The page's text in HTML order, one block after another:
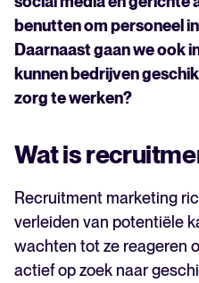
benutten om personeel
Daarnaast gaan we ook
kunnen bedrijven
zorg te werken?
Wat is
Recruitment marketing
verleiden van potentiële
wachten tot ze reageren
actief op zoek naar